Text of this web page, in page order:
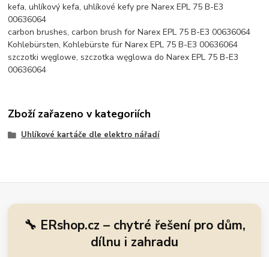
kefa, uhlíkový kefa, uhlíkové kefy pre Narex EPL 75 B-E3
00636064
carbon brushes, carbon brush for Narex EPL 75 B-E3 00636064
Kohlebürsten, Kohlebürste für Narex EPL 75 B-E3 00636064
szczotki węglowe, szczotka węglowa do Narex EPL 75 B-E3
00636064
Zboží zařazeno v kategoriích
Uhlíkové kartáče dle elektro nářadí
🔧 ERshop.cz – chytré řešení pro dům,
dílnu i zahradu